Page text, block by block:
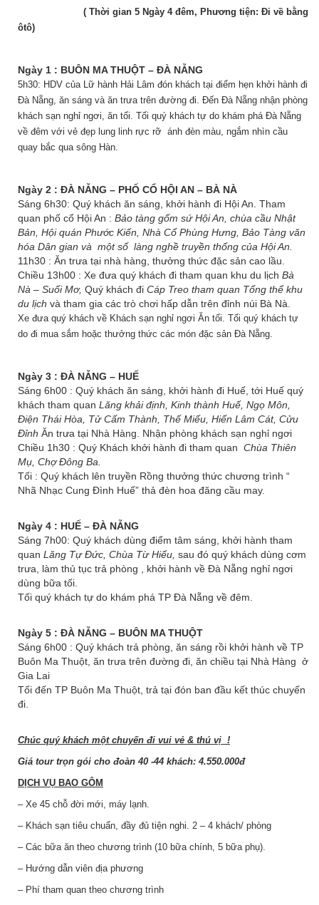
( Thời gian 5 Ngày 4 đêm, Phương tiện: Đi về bằng
ôtô)
Ngày 1 : BUÔN MA THUỘT – ĐÀ NẴNG
5h30: HDV của Lữ hành Hải Lâm đón khách tại điểm hẹn khởi hành đi
Đà Nẵng, ăn sáng và ăn trưa trên đường đi. Đến Đà Nẵng nhận phòng
khách sạn nghỉ ngơi, ăn tối. Tối quý khách tự do khám phá Đà Nẵng
về đêm với vẻ đẹp lung linh rực rỡ ánh đèn màu, ngắm nhìn cầu
quay bắc qua sông Hàn.
Ngày 2 : ĐÀ NẴNG – PHỐ CỔ HỘI AN – BÀ NÀ
Sáng 6h30: Quý khách ăn sáng, khởi hành đi Hội An. Tham
quan phố cổ Hội An : Bảo tàng gốm sứ Hội An, chùa cầu Nhật
Bản, Hội quán Phước Kiến, Nhà Cổ Phùng Hưng, Bảo Tàng văn
hóa Dân gian và một số làng nghề truyền thống của Hội An.
11h30 : Ăn trưa tại nhà hàng, thưởng thức đặc sản cao lầu.
Chiều 13h00 : Xe đưa quý khách đi tham quan khu du lịch Bà
Nà – Suối Mơ, Quý khách đi Cáp Treo tham quan Tổng thể khu
du lịch và tham gia các trò chơi hấp dẫn trên đỉnh núi Bà Nà.
Xe đưa quý khách về Khách sạn nghỉ ngơi Ăn tối. Tối quý khách tự
do đi mua sắm hoặc thưởng thức các món đặc sản Đà Nẵng.
Ngày 3 : ĐÀ NẴNG – HUẾ
Sáng 6h00 : Quý khách ăn sáng, khởi hành đi Huế, tới Huế quý
khách tham quan Lăng khải định, Kinh thành Huế, Ngọ Môn,
Điện Thái Hòa, Tử Cấm Thành, Thế Miếu, Hiển Lâm Cát, Cửu
Đỉnh Ăn trưa tại Nhà Hàng. Nhận phòng khách sạn nghỉ ngơi
Chiều 1h30 : Quý Khách khởi hành đi tham quan Chùa Thiên
Mụ, Chợ Đông Ba.
Tối : Quý khách lên truyền Rồng thưởng thức chương trình “
Nhã Nhạc Cung Đình Huế” thả đèn hoa đăng cầu may.
Ngày 4 : HUẾ – ĐÀ NẴNG
Sáng 7h00: Quý khách dùng điểm tâm sáng, khởi hành tham
quan Lăng Tự Đức, Chùa Từ Hiếu, sau đó quý khách dùng cơm
trưa, làm thủ tục trả phòng , khởi hành về Đà Nẵng nghỉ ngơi
dùng bữa tối.
Tối quý khách tự do khám phá TP Đà Nẵng về đêm.
Ngày 5 : ĐÀ NẴNG – BUÔN MA THUỘT
Sáng 6h00 : Quý khách trả phòng, ăn sáng rồi khởi hành về TP
Buôn Ma Thuột, ăn trưa trên đường đi, ăn chiều tại Nhà Hàng ở
Gia Lai
Tối đến TP Buôn Ma Thuột, trả tại đón ban đầu kết thúc chuyến
đi.
Chúc quý khách một chuyến đi vui vẻ & thú vị !
Giá tour trọn gói cho đoàn 40 -44 khách: 4.550.000đ
DỊCH VỤ BAO GÔM
– Xe 45 chỗ đời mới, máy lạnh.
– Khách sạn tiêu chuẩn, đầy đủ tiện nghi. 2 – 4 khách/ phòng
– Các bữa ăn theo chương trình (10 bữa chính, 5 bữa phụ).
– Hướng dẫn viên địa phương
– Phí tham quan theo chương trình